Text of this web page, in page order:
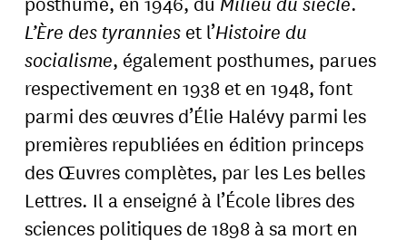
L’Ère des tyrannies et l’Histoire du
socialisme, également posthumes, parues
respectivement en 1938 et en 1948, font
parmi des œuvres d’Élie Halévy parmi les
premières republiées en édition princeps
des Œuvres complètes, par les Les belles
Lettres. Il a enseigné à l’École libres des
sciences politiques de 1898 à sa mort en